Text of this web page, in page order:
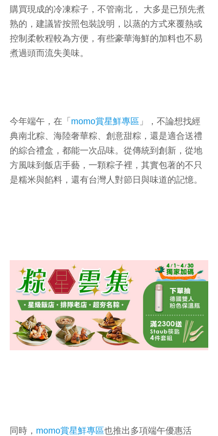
購買現成的冷凍粽子，不管南北， 大多是已預先煮
熟的，建議皆按照包裝說明，以蒸的方式來覆熱或
控制柔軟程較為方便，有些豪華海鮮的加料也不易
煮過頭而流失美味。
今年端午，在「 momo賞星鮮專區 」，不論想找經
典南北粽、海陸奢華粽、創意甜粽，還是適合送禮
的綜合禮盒，都能一次品味。從傳統到創新，從地
方風味到飯店手藝，一顆粽子裡，其實包著的不只
是糯米與餡料，還有台灣人對節日與味道的記憶。
同時， momo賞星鮮專區也推出多項端午優惠活